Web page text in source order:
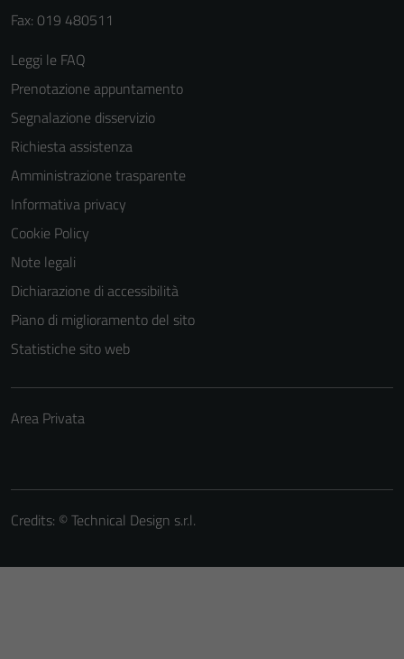
Fax: 019 480511
Leggi le FAQ
Prenotazione appuntamento
Segnalazione disservizio
Richiesta assistenza
Amministrazione trasparente
Informativa privacy
Cookie Policy
Note legali
Dichiarazione di accessibilità
Piano di miglioramento del sito
Statistiche sito web
Area Privata
Credits: ©Technical Design s.r.l.